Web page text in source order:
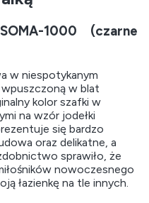
1000 (czarne
w niespotykanym
w blat
kolor szafki w
na wzór jodełki
się bardzo
oraz delikatne, a
sprawiło, że
nowoczesnego
łazienkę na tle innych.